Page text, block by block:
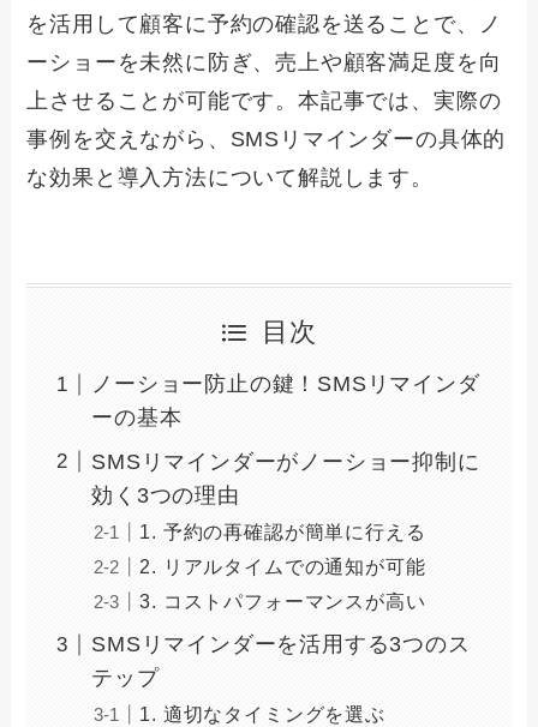
を活用して顧客に予約の確認を送ることで、ノ
ーショーを未然に防ぎ、売上や顧客満足度を向
上させることが可能です。本記事では、実際の
事例を交えながら、SMSリマインダーの具体的
な効果と導入方法について解説します。
目次
ノーショー防止の鍵！SMSリマインダ
ーの基本
SMSリマインダーがノーショー抑制に
効く3つの理由
1. 予約の再確認が簡単に行える
2. リアルタイムでの通知が可能
3. コストパフォーマンスが高い
SMSリマインダーを活用する3つのス
テップ
1. 適切なタイミングを選ぶ